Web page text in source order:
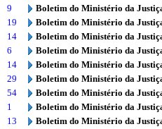
9
Boletim do Ministério da
19
Boletim do Ministério da
14
Boletim do Ministério da
6
Boletim do Ministério da
14
Boletim do Ministério da
29
Boletim do Ministério da
54
Boletim do Ministério da
1
Boletim do Ministério da
13
Boletim do Ministério da